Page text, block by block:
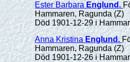
Ester Barbara Englund.
Hammaren, Ragunda (Z)
Död 1901-12-29 i
Anna Kristina Englund.
Hammaren, Ragunda (Z)
Död 1901-12-26 i